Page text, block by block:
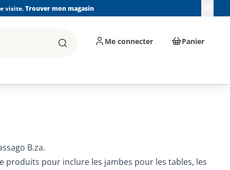
visite.Trouver mon magasin
Rechercher
Me connecter Panier
B.za.
produits pour inclure les jambes pour les tables, les